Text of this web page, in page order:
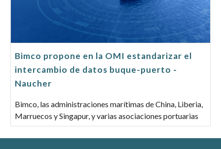
Bimco propone en la OMI estandarizar el
intercambio de datos buque-puerto -
Naucher
Bimco, las administraciones marítimas de China, Liberia,
Marruecos y Singapur, y varias asociaciones portuarias